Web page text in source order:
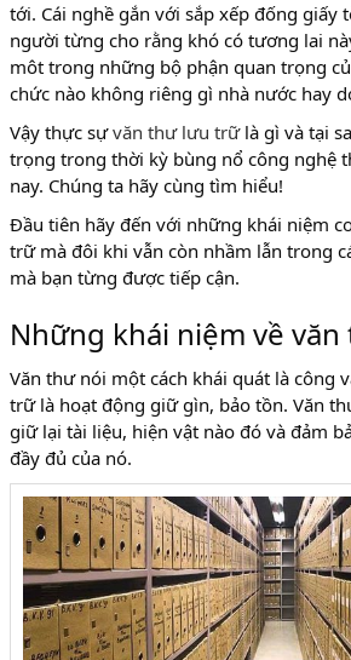
tới. Cái nghề gắn với sắp xếp đống giấy
người từng cho rằng khó có tương lai
môt trong những bộ phận quan trọng
chức nào không riêng gì nhà nước hay
Vậy thực sựvăn thư lưu trữlà gì và tại
trọng trong thời kỳ bùng nổ công nghệ
nay. Chúng ta hãy cùng tìm hiểu!
Đầu tiên hãy đến với những khái niệm
trữ mà đôi khi vẫn còn nhầm lẫn trong
mà bạn từng được tiếp cận.
Những khái niệm về
Văn thư nói một cách khái quát là công
trữ là hoạt động giữ gìn, bảo tồn. Văn
giữ lại tài liệu, hiện vật nào đó và đảm
đầy đủ của nó.